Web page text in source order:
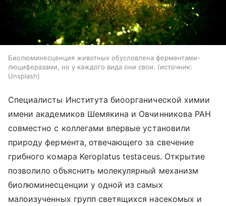
Биолюминесценция животных обусловлена ферментами-
люциферазами, но у каждого вида они свои.
источник:
Unsplash
Специалисты Института биоорганической химии
имени академиков Шемякина и Овчинникова РАН
совместно с коллегами впервые установили
природу фермента, отвечающего за свечение
грибного комара Keroplatus testaceus. Открытие
позволило объяснить молекулярный механизм
биолюминесценции у одной из самых
малоизученных групп светящихся насекомых и